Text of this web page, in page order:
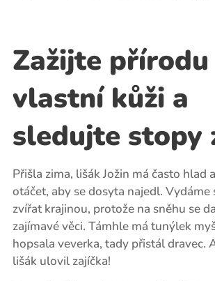
Zažijte přírodu
vlastní kůži a
sledujte stopy
Přišla zima, lišák Jožin má často hlad
otáčet, aby se dosyta najedl. Vydáme
zvířat krajinou, protože na sněhu se
zajímavé věci. Támhle má tunýlek
hopsala veverka, tady přistál dravec.
lišák ulovil zajíčka!